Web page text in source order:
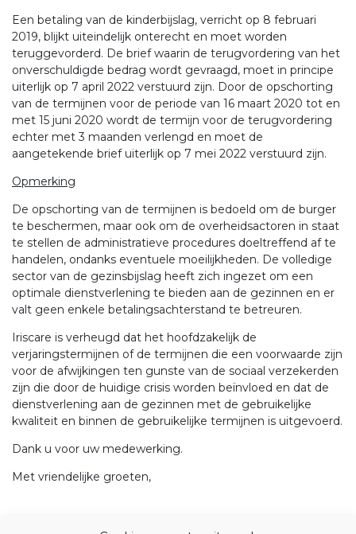
Een betaling van de kinderbijslag, verricht op 8 februari
2019, blijkt uiteindelijk onterecht en moet worden
teruggevorderd. De brief waarin de terugvordering van het
onverschuldigde bedrag wordt gevraagd, moet in principe
uiterlijk op 7 april 2022 verstuurd zijn. Door de opschorting
van de termijnen voor de periode van 16 maart 2020 tot en
met 15 juni 2020 wordt de termijn voor de terugvordering
echter met 3 maanden verlengd en moet de
aangetekende brief uiterlijk op 7 mei 2022 verstuurd zijn.
Opmerking
De opschorting van de termijnen is bedoeld om de burger
te beschermen, maar ook om de overheidsactoren in staat
te stellen de administratieve procedures doeltreffend af te
handelen, ondanks eventuele moeilijkheden. De volledige
sector van de gezinsbijslag heeft zich ingezet om een
optimale dienstverlening te bieden aan de gezinnen en er
valt geen enkele betalingsachterstand te betreuren.
Iriscare is verheugd dat het hoofdzakelijk de
verjaringstermijnen of de termijnen die een voorwaarde zijn
voor de afwijkingen ten gunste van de sociaal verzekerden
zijn die door de huidige crisis worden beïnvloed en dat de
dienstverlening aan de gezinnen met de gebruikelijke
kwaliteit en binnen de gebruikelijke termijnen is uitgevoerd.
Dank u voor uw medewerking.
Met vriendelijke groeten,